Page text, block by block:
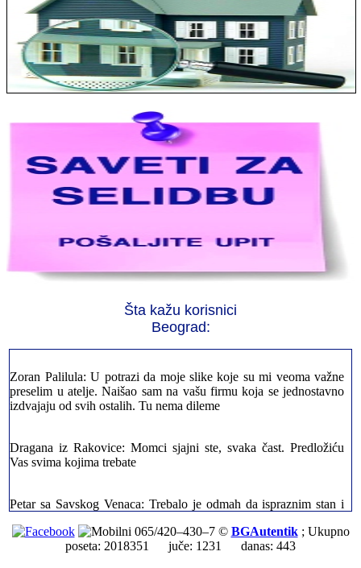
Šta kažu korisnici
Beograd:
Jelena sa Čukarice: Mogu da pohvalim sve radnike u firmi jer su
Milica iz Novog Beograda: Zahvaljujuću vašoj firmi. Istog dana
sam preselila sve stvari u moj novi stan. Hvala Vam puno
preselim u atelje. Naišao sam na vašu firmu koja se jednostavno
izdvajaju od svih ostalih. Tu nema dileme
Vas svima kojima trebate
prebacim stvari u drugi. Pozvao sam vašu firmu. Ja ljudi ne znam
šta bi radio sada da ne postojite, Hvala Vam
Dragan iz Stari Grad: Retko gde može da se nađe prava
065/420–430–7 © BGAutentik; Ukupno
poseta: 2018351 juče: 1231 danas: 443